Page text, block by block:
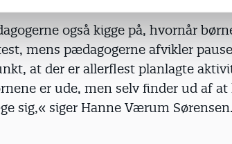
også kigge på, hvornår
mens pædagogerne afvikler
at der er allerflest planlagte
er ude, men selv finder ud af at
sig,« siger Hanne Værum Sørensen.